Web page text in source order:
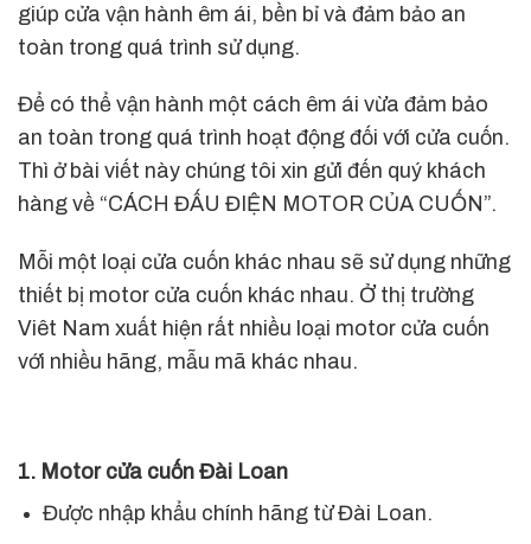
giúp cửa vận hành êm ái, bền bỉ và đảm bảo an
toàn trong quá trình sử dụng.
Để có thể vận hành một cách êm ái vừa đảm bảo
an toàn trong quá trình hoạt động đối với cửa cuốn.
Thì ở bài viết này chúng tôi xin gửi đến quý khách
hàng về “CÁCH ĐẤU ĐIỆN MOTOR CỦA CUỐN”.
Mỗi một loại cửa cuốn khác nhau sẽ sử dụng những
thiết bị motor cửa cuốn khác nhau. Ở thị trường
Viêt Nam xuất hiện rất nhiều loại motor cửa cuốn
với nhiều hãng, mẫu mã khác nhau.
1. Motor cửa cuốn Đài Loan
Được nhập khẩu chính hãng từ Đài Loan.